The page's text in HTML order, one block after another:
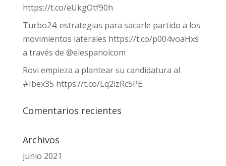
https://t.co/eUkgOtf90h
Turbo24: estrategias para sacarle partido a los
movimientos laterales https://t.co/p004voaHxs
a través de @elespanolcom
Rovi empieza a plantear su candidatura al
#Ibex35 https://t.co/Lq2izRc5PE
Comentarios recientes
Archivos
junio 2021